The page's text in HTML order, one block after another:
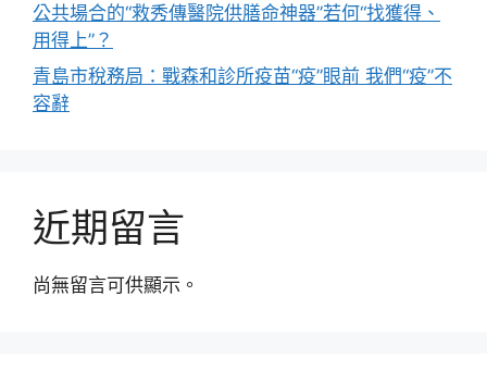
公共場合的“救秀傳醫院供膳命神器”若何“找獲得、
用得上”？
青島市稅務局：戰森和診所疫苗“疫”眼前 我們“疫”不
容辭
近期留言
尚無留言可供顯示。